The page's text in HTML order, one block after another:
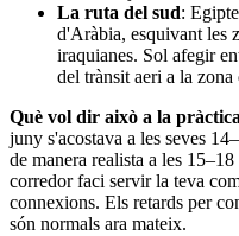
La ruta del sud:
d'Aràbia, esquivant les
iraquianes. Sol afegir
del trànsit aeri a la
Què vol dir això a la pràctica
juny s'acostava a les seves
de manera realista a les
corredor faci servir la teva
connexions. Els retards per
són normals ara mateix.